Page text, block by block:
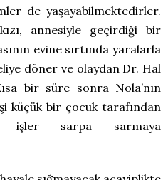
de yaşayabilmektedirler.
annesiyle geçirdiği bir
evine sırtında yaralarla
döner ve olaydan Dr. Hal
bir süre sonra Nola’nın
küçük bir çocuk tarafından
işler sarpa sarmaya